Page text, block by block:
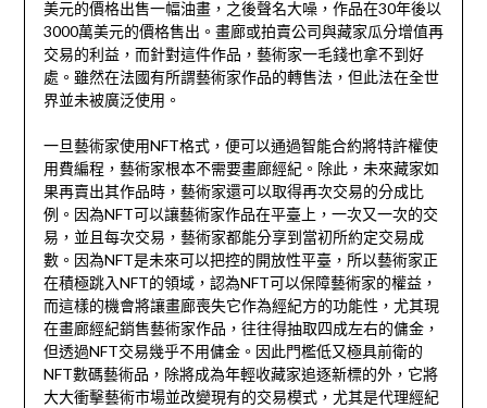
美元的價格出售一幅油畫，之後聲名大噪，作品在30年後以
3000萬美元的價格售出。畫廊或拍賣公司與藏家瓜分增值再
交易的利益，而針對這件作品，藝術家一毛錢也拿不到好
處。雖然在法國有所謂藝術家作品的轉售法，但此法在全世
界並未被廣泛使用。
一旦藝術家使用NFT格式，便可以通過智能合約將特許權使
用費編程，藝術家根本不需要畫廊經紀。除此，未來藏家如
果再賣出其作品時，藝術家還可以取得再次交易的分成比
例。因為NFT可以讓藝術家作品在平臺上，一次又一次的交
易，並且每次交易，藝術家都能分享到當初所約定交易成
數。因為NFT是未來可以把控的開放性平臺，所以藝術家正
在積極跳入NFT的領域，認為NFT可以保障藝術家的權益，
而這樣的機會將讓畫廊喪失它作為經紀方的功能性，尤其現
在畫廊經紀銷售藝術家作品，往往得抽取四成左右的傭金，
但透過NFT交易幾乎不用傭金。因此門檻低又極具前衛的
NFT數碼藝術品，除將成為年輕收藏家追逐新標的外，它將
大大衝擊藝術市場並改變現有的交易模式，尤其是代理經紀